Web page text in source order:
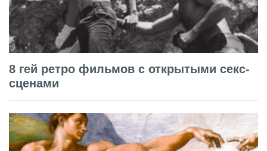
8 гей ретро фильмов с открытыми секс-
сценами